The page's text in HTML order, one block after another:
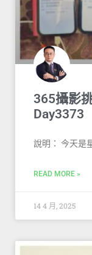
365攝影
Day3373
說明： 今天是
READ MORE »
14 4 月, 2025